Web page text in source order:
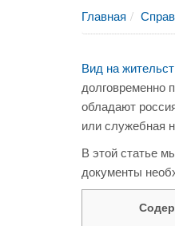
Главная
Вид на
долговременно
обладают
или служебная
В этой статье
документы